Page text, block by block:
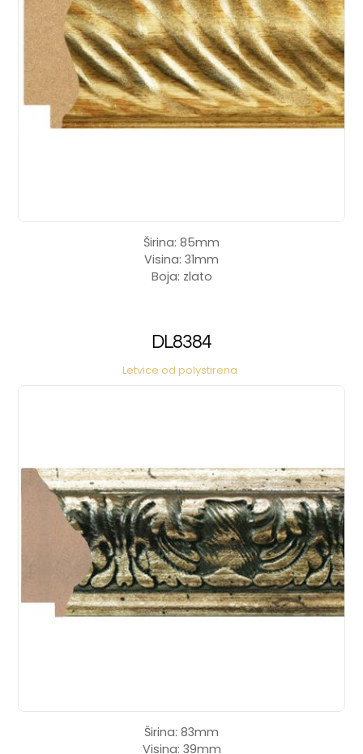
Širina: 85mm
Visina: 31mm
Boja: zlato
DL8384
Letvice od polystirena
Širina: 83mm
Visina: 39mm